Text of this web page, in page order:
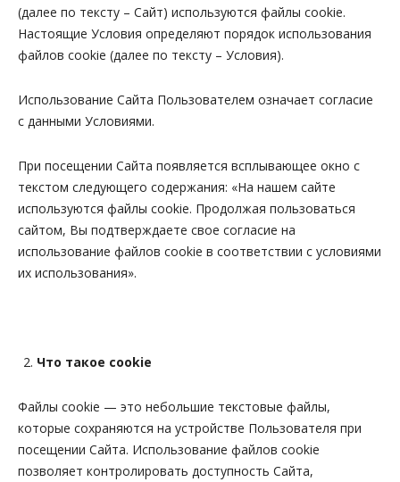
(далее по тексту – Сайт) используются файлы cookie.
Настоящие Условия определяют порядок использования
файлов cookie (далее по тексту – Условия).
Использование Сайта Пользователем означает согласие
с данными Условиями.
При посещении Сайта появляется всплывающее окно с
текстом следующего содержания: «На нашем сайте
используются файлы cookie. Продолжая пользоваться
сайтом, Вы подтверждаете свое согласие на
использование файлов cookie в соответствии с условиями
их использования».
Что такое cookie
Файлы cookie — это небольшие текстовые файлы,
которые сохраняются на устройстве Пользователя при
посещении Сайта. Использование файлов cookie
позволяет контролировать доступность Сайта,